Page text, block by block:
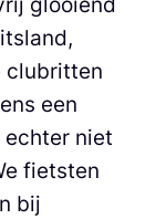
clubritten
een
echter niet
fietsten
bij